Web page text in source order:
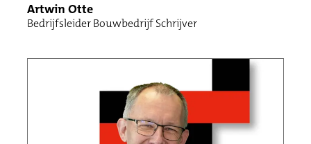
Artwin Otte
Bedrijfsleider Bouwbedrijf Schrijver